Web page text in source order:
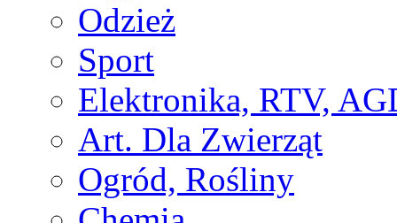
Odzież
Sport
Elektronika, RTV,
Art. Dla Zwierząt
Ogród, Rośliny